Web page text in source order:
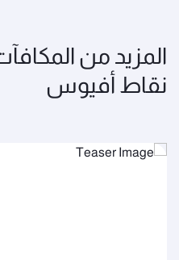
المزيد من
نقاط أفيوس